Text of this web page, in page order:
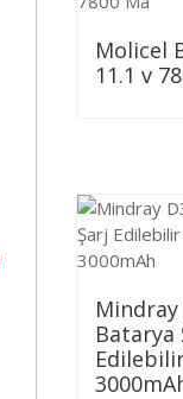
Molicel
11.1 v
Mindray
Batarya